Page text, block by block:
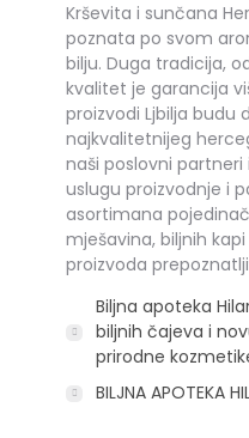
Krševita i sunčana
poznata po svom
bilju. Duga tradicija,
kvalitet je garancija
proizvodi Ljbilja budu
najkvalitetnijeg
naši poslovni partneri
uslugu proizvodnje i
asortimana
mješavina, biljnih
proizvoda
Biljna apoteka
biljnih čajeva i
prirodne
BILJNA APOTEKA